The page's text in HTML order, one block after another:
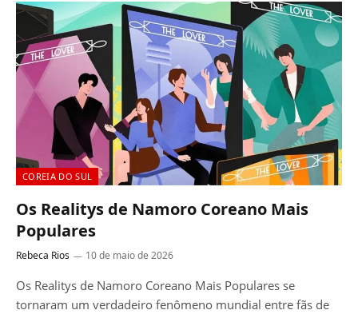
COREIA DO SUL
Os Realitys de Namoro Coreano Mais
Populares
Rebeca Rios 10 de maio de 2026
Os Realitys de Namoro Coreano Mais Populares se
tornaram um verdadeiro fenômeno mundial entre fãs de